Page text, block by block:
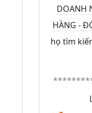
DOANH
HÀNG -
họ tìm